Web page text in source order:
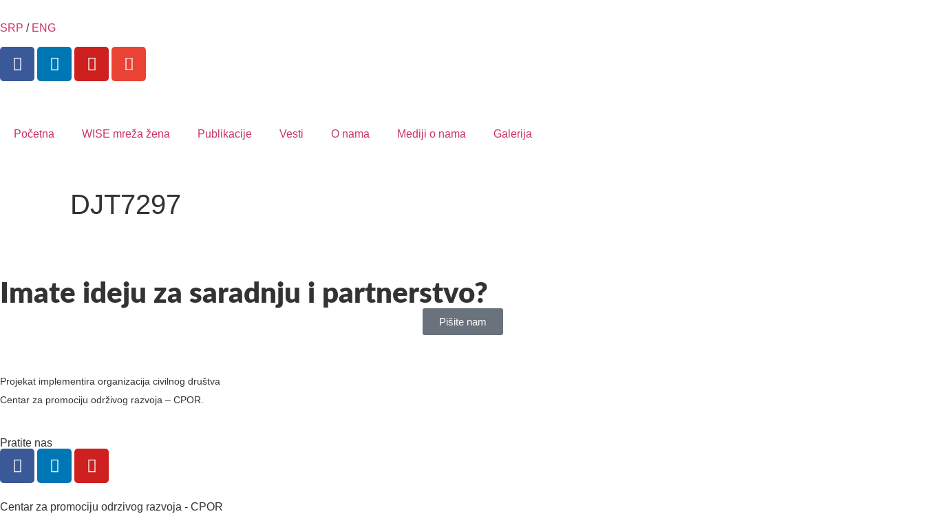
SRP / ENG
Početna WISE mreža žena Publikacije Vesti O nama Mediji o nama Galerija
DJT7297
Imate ideju za saradnju i partnerstvo?
Pišite nam
Projekat implementira organizacija civilnog društva
Centar za promociju održivog razvoja – CPOR.
Pratite nas
Centar za promociju odrzivog razvoja - CPOR